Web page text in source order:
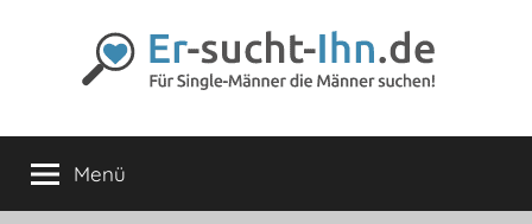
Er-
sucht-
die
Männer
Menü